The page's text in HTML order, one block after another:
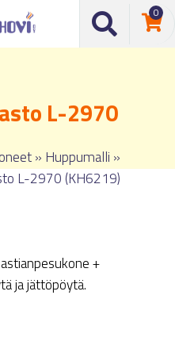
0
L-2970
» Huppumalli »
L-2970 (KH6219)
+
ja jättöpöytä.